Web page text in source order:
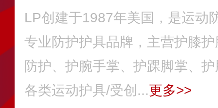
LP创建于1987年美国，是运动
专业防护护具品牌，主营护膝
防护、护腕手掌、护踝脚掌、
各类运动护具/受创...更多>>